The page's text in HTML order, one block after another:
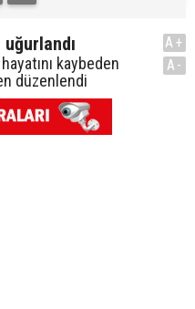
kaybeden
düzenlendi
A+
A-